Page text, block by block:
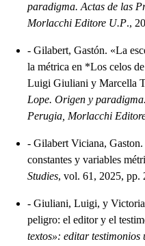
paradigma. Actas de las
Morlacchi Editore U.P.,
- Gilabert, Gastón. «La
la métrica en *Los celos
Luigi Giuliani y Marcella
Lope. Origen y
Perugia, Morlacchi
- Gilabert Viciana,
constantes y variables
Studies, vol. 61, 2025, pp.
- Giuliani, Luigi, y Victoria
peligro: el editor y el
textos»: editar testimonios